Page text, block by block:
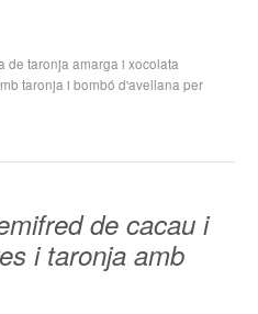
de taronja amarga i xocolata
taronja i bombó d'avellana per
de cacau i
i taronja amb